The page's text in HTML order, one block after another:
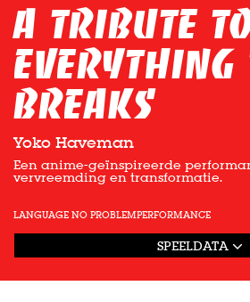
A TRIBUTE
EVERYTHING
BREAKS
Yoko Haveman
Een anime-geïnspireerde
vervreemding en transformatie.
LANGUAGE NO PROBLEMPERFORMANCE
SPEELDATA